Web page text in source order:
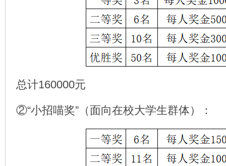
总计160000元
②“小招喵奖”（面向在校大学生群体）：